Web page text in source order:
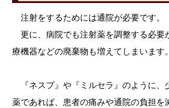
注射をするためには通院が必要です。
更に、病院でも注射薬を調整する必要
療機器などの廃棄物も増えてしまいます。
『ネスプ』や『ミルセラ』のように、
薬であれば、患者の痛みや通院の負担を